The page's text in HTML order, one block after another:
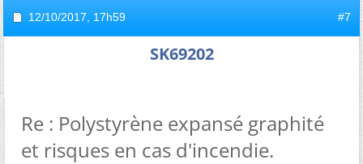
12/10/2017, 17h59 #7
SK69202
Re : Polystyrène expansé graphité
et risques en cas d'incendie.